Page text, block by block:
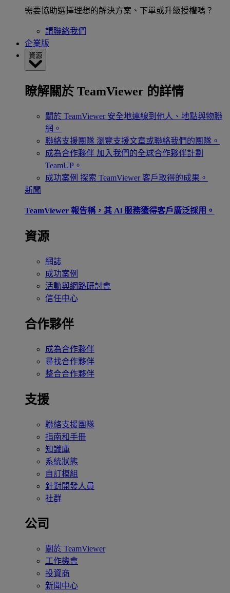
需要協助選擇理想的解決方案、下單或升級授權嗎？
請聯絡我們
企業版
資源
瞭解關於 TeamViewer 的詳情
關於 TeamViewer 安全地連線到他人、地點與物聯
網。
聯絡支援團隊 瀏覽支援文章或聯絡我們的團隊。
成為合作夥伴 加入我們的全球合作夥伴計劃
TeamUP。
成功案例 探索 TeamViewer 客戶取得的成果。
新聞
TeamViewer 報告稱，其 Al 服務獲得客戶廣泛採用。
資源
網誌
成功案例
活動與網路研討會
信任中心
合作夥伴
成為合作夥伴
尋找合作夥伴
整合合作夥伴
支援
聯絡支援團隊
指南和手冊
知識庫
系統狀態
自訂模組
針對開發人員
社群
公司
關於 TeamViewer
工作機會
投資商
新聞中心